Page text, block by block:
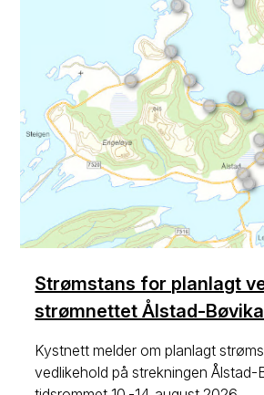
Strømstans for planlagt
strømnettet Ålstad-Bøvika
Kystnett melder om planlagt
vedlikehold på strekningen Ålstad-